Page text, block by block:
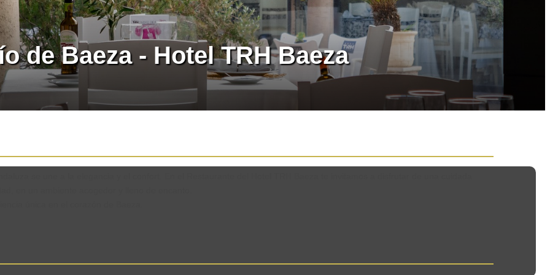
de Baeza - Hotel TRH Baeza
se une a la elegancia y el confort. En el Restaurante del Hotel TRH Baeza te invitamos a disfrutar de una cuidada
en un ambiente acogedor y lleno de encanto.
única en el corazón de Baeza.